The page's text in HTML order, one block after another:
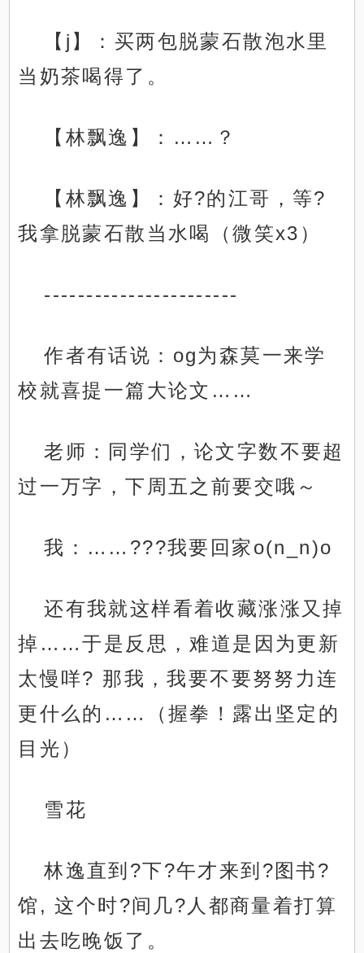
【j】：买两包脱蒙石散泡水里
当奶茶喝得了。
【林飘逸】：……？
【林飘逸】：好?的江哥，等?
我拿脱蒙石散当水喝（微笑x3）
-----------------------
作者有话说：og为森莫一来学
校就喜提一篇大论文……
老师：同学们，论文字数不要超
过一万字，下周五之前要交哦～
我：……???我要回家o(n_n)o
还有我就这样看着收藏涨涨又掉
掉……于是反思，难道是因为更新
太慢咩? 那我，我要不要努努力连
更什么的……（握拳！露出坚定的
目光）
雪花
林逸直到?下?午才来到?图书?
馆, 这个时?间几?人都商量着打算
出去吃晚饭了。